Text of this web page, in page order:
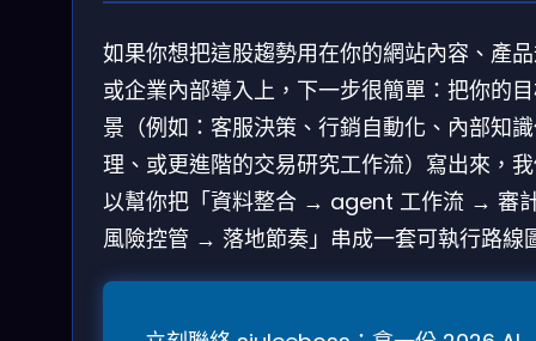
如果你想把這股趨勢用在你的網站內容、產
或企業內部導入上，下一步很簡單：把你的
景（例如：客服決策、行銷自動化、內部知
理、或更進階的交易研究工作流）寫出來，
以幫你把「資料整合 → agent 工作流 → 審
風險控管 → 落地節奏」串成一套可執行路線